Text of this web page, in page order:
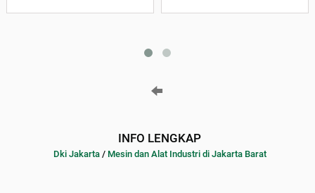
INFO LENGKAP
Dki Jakarta/ Mesin dan Alat Industri di Jakarta Barat